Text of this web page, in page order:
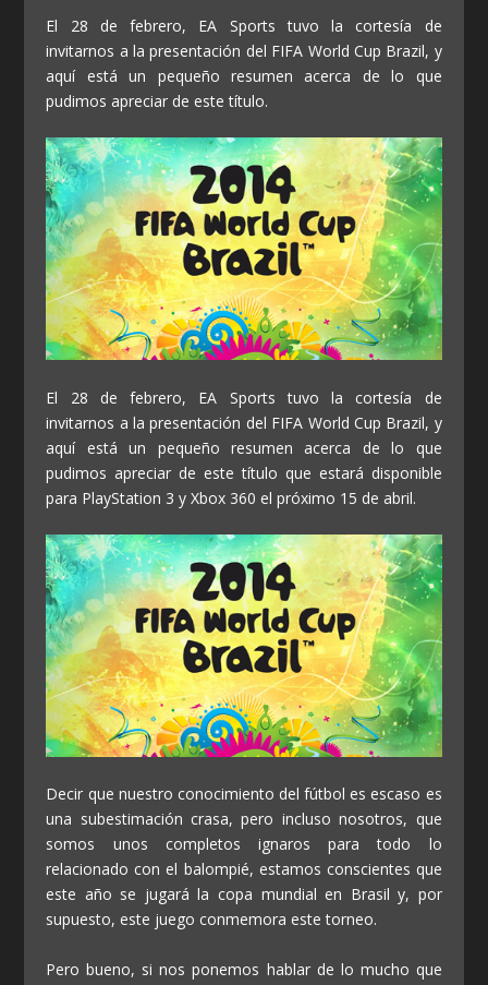
El 28 de febrero, EA Sports tuvo la cortesía de
invitarnos a la presentación del FIFA World Cup Brazil, y
aquí está un pequeño resumen acerca de lo que
pudimos apreciar de este título.
El 28 de febrero, EA Sports tuvo la cortesía de
invitarnos a la presentación del FIFA World Cup Brazil, y
aquí está un pequeño resumen acerca de lo que
pudimos apreciar de este título que estará disponible
para PlayStation 3 y Xbox 360 el próximo 15 de abril.
Decir que nuestro conocimiento del fútbol es escaso es
una subestimación crasa, pero incluso nosotros, que
somos unos completos ignaros para todo lo
relacionado con el balompié, estamos conscientes que
este año se jugará la copa mundial en Brasil y, por
supuesto, este juego conmemora este torneo.
Pero bueno, si nos ponemos hablar de lo mucho que